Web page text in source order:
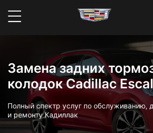
Замена задних
колодок Cadillac
Полный спектр услуг по обслуживанию,
и ремонту Кадиллак